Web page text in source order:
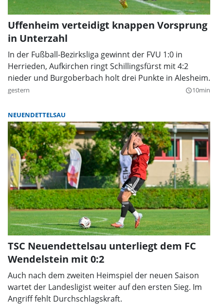
Uffenheim verteidigt knappen Vorsprung
in Unterzahl
In der Fußball-Bezirksliga gewinnt der FVU 1:0 in
Herrieden, Aufkirchen ringt Schillingsfürst mit 4:2
nieder und Burgoberbach holt drei Punkte in Alesheim.
gestern query_builder10min
NEUENDETTELSAU
TSC Neuendettelsau unterliegt dem FC
Wendelstein mit 0:2
Auch nach dem zweiten Heimspiel der neuen Saison
wartet der Landesligist weiter auf den ersten Sieg. Im
Angriff fehlt Durchschlagskraft.